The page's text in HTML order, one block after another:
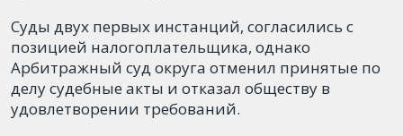
Суды двух первых инстанций, согласились с
позицией налогоплательщика, однако
Арбитражный суд округа отменил принятые по
делу судебные акты и отказал обществу в
удовлетворении требований.